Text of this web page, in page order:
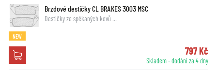
Brzdové destičky CL BRAKES 3003 MSC
Destičky ze spékaných kovů …
NEW
797 Kč
Skladem - dodání za 4 dny